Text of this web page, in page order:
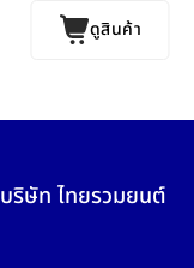
ดูสินค้า
บริษัท ไทยรวมยนต์